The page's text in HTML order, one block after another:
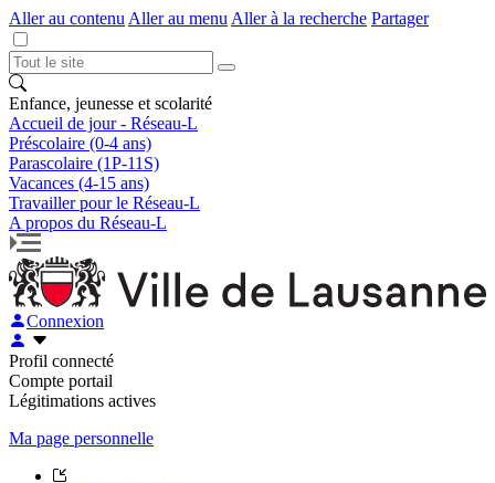
Aller au contenu Aller au menu Aller à la recherche Partager
Enfance, jeunesse et scolarité
Accueil de jour - Réseau-L
Préscolaire (0-4 ans)
Parascolaire (1P-11S)
Vacances (4-15 ans)
Travailler pour le Réseau-L
A propos du Réseau-L
Connexion
Profil connecté
Compte portail
Légitimations actives
Ma page personnelle